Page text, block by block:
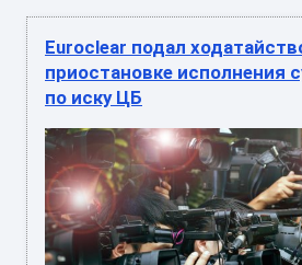
Euroclear подал
приостановке исполнения
по иску ЦБ